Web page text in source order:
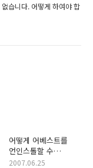
습니다. 어떻게 하여야 합
어떻게 어베스트를
언인스톨할 수
있습니까?
2007.06.25